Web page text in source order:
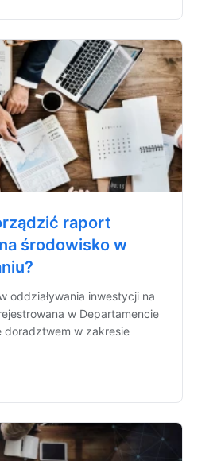
raport
środowisko w
oddziaływania inwestycji na
w Departamencie
doradztwem w zakresie